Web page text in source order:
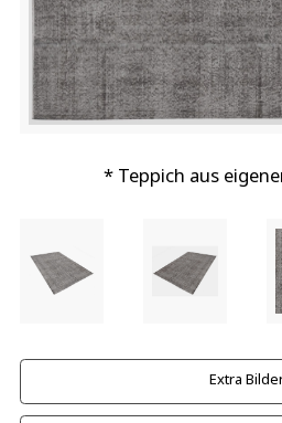
* Teppich aus
Extra